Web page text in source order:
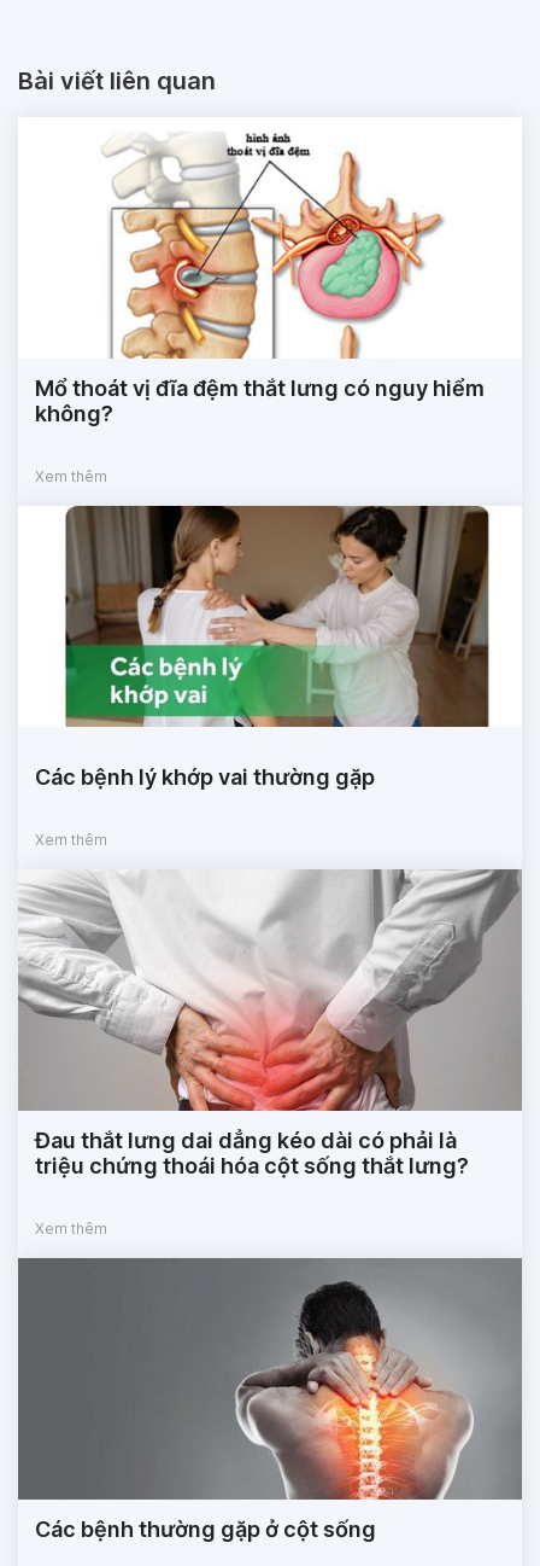
Bài viết liên quan
Mổ thoát vị đĩa đệm thắt lưng có nguy hiểm
không?
Xem thêm
Các bệnh lý khớp vai thường gặp
Xem thêm
Đau thắt lưng dai dẳng kéo dài có phải là
triệu chứng thoái hóa cột sống thắt lưng?
Xem thêm
Các bệnh thường gặp ở cột sống